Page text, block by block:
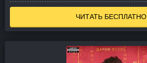
ЧИТАТЬ БЕСПЛАТНО